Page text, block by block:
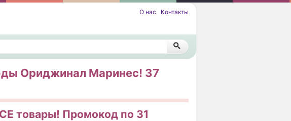
О нас Контакты
Ориджинал Маринес! 37
товары! Промокод по 31